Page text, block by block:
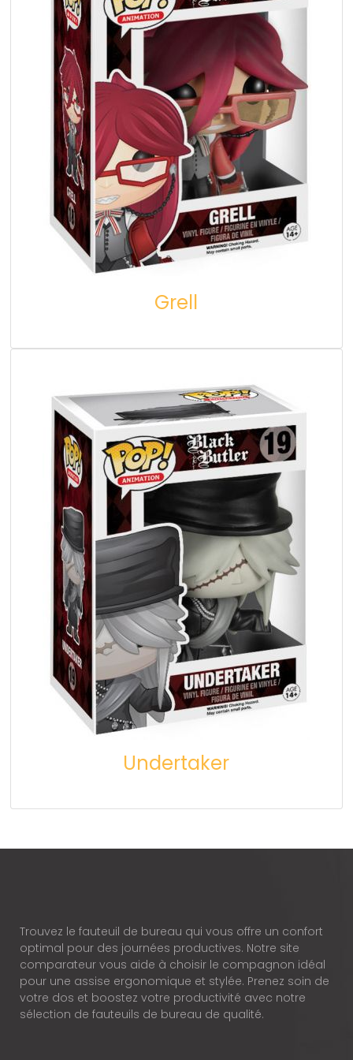
Grell
Undertaker
Trouvez le fauteuil de bureau qui vous offre un confort
optimal pour des journées productives. Notre site
comparateur vous aide à choisir le compagnon idéal
pour une assise ergonomique et stylée. Prenez soin de
votre dos et boostez votre productivité avec notre
sélection de fauteuils de bureau de qualité.